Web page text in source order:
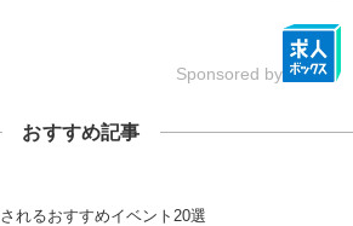
Sponsored by
おすすめ記事
れるおすすめイベント20選